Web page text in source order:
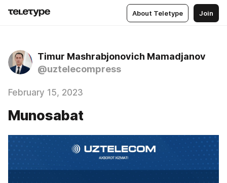
About Teletype Join
Timur Mashrabjonovich Mamadjanov
@uztelecompress
February 15, 2023
Munosabat